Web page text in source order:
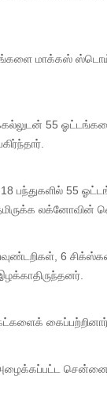
மாக்கஸ்
55
18 பந்துகளில் 55
லக்னோவின்
6
சென்னை